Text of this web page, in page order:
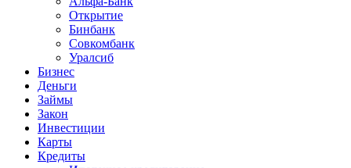
Открытие
Бинбанк
Совкомбанк
Уралсиб
Бизнес
Деньги
Займы
Закон
Инвестиции
Карты
Кредиты